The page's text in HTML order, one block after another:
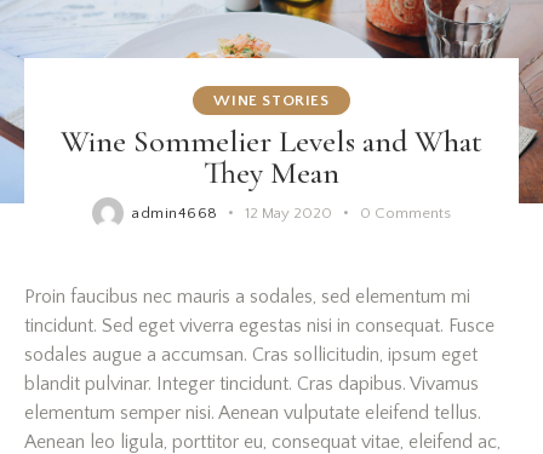
WINE STORIES
Wine Sommelier Levels and What
They Mean
admin4668 12 May 2020 0 Comments
Proin faucibus nec mauris a sodales, sed elementum mi
tincidunt. Sed eget viverra egestas nisi in consequat. Fusce
sodales augue a accumsan. Cras sollicitudin, ipsum eget
blandit pulvinar. Integer tincidunt. Cras dapibus. Vivamus
elementum semper nisi. Aenean vulputate eleifend tellus.
Aenean leo ligula, porttitor eu, consequat vitae, eleifend ac,